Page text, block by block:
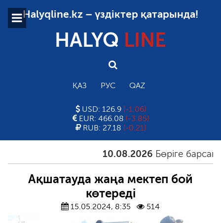
Halyqline.kz – үздіктер қатарында!
HALYQ LINE
ҚАЗ РУС QAZ
USD: 126.9 (-1.06)
EUR: 466.08 (-3.85)
RUB: 27.18 (-0.21)
10.08.2026 Бөріге барсаң,
Ақшатауда жаңа мектеп бой
көтереді
15.05.2024, 8:35 514